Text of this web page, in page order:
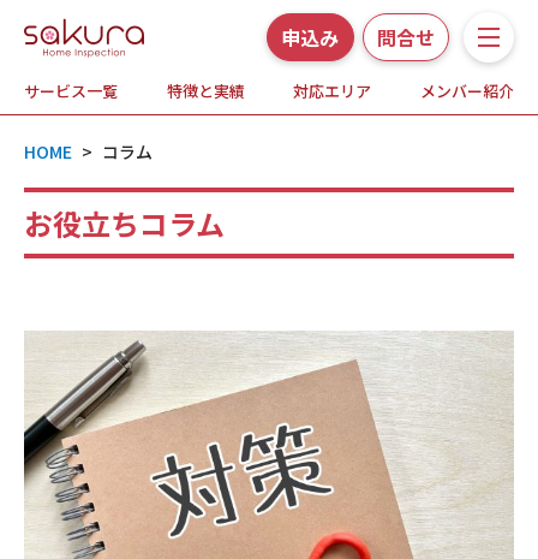
申込み 問合せ
サービス一覧 特徴と実績 対応エリア メンバー紹介
サービス一覧
ホームインスペクションとは
メンバー紹介
よくある質問
お知らせ・プレスリリース
HOME > コラム
お役立ちコラム